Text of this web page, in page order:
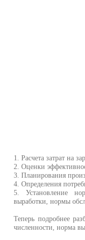
1. Расчета затрат на
2. Оценки
3. Планирования
4. Определения
5. Установление
выработки, нормы
Теперь подробнее
численности, норма